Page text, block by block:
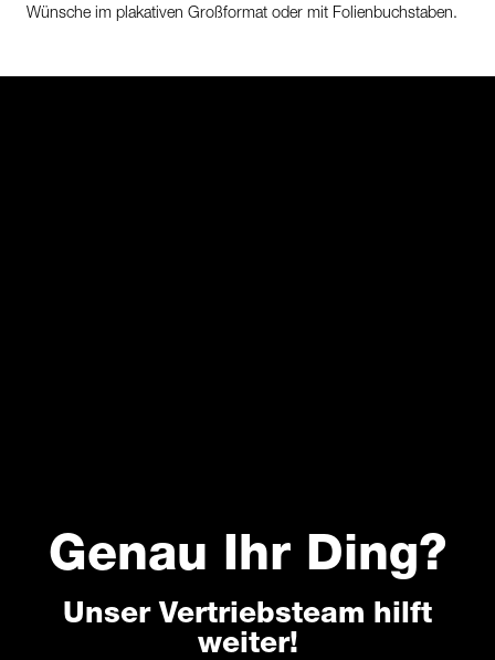
Wünsche im plakativen Großformat oder mit Folienbuchstaben.
Genau Ihr Ding?
Unser Vertriebsteam hilft
weiter!